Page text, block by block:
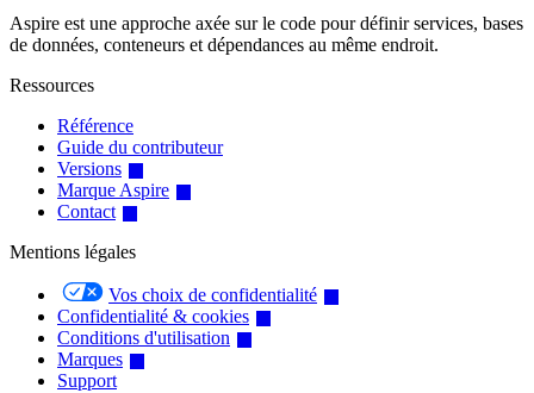
Aspire est une approche axée sur le code pour définir services, bases
de données, conteneurs et dépendances au même endroit.
Ressources
Référence
Guide du contributeur
Versions
Marque Aspire
Contact
Mentions légales
Vos choix de confidentialité
Confidentialité & cookies
Conditions d'utilisation
Marques
Support